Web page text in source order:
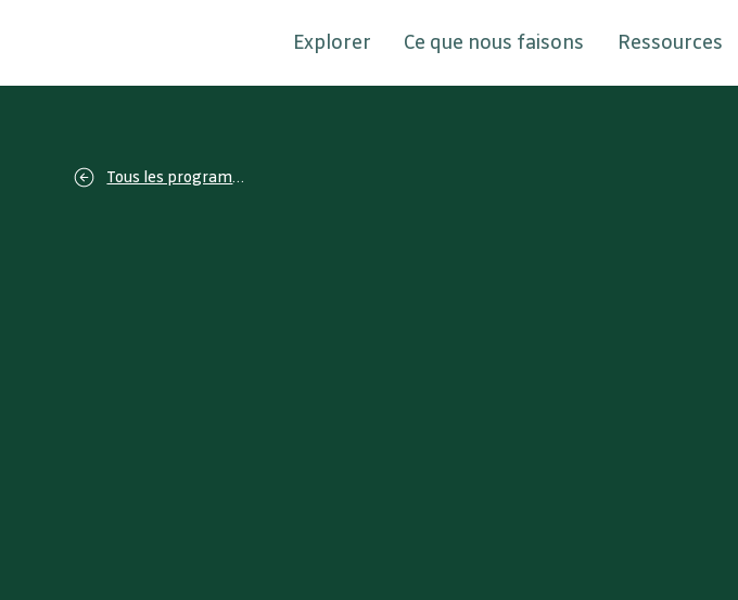
Explorer Ce que nous faisons Ressources
Tous les programmes